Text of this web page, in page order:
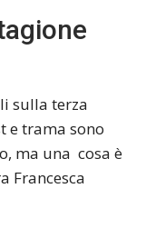
sulla terza
e trama sono
ma una cosa è
Francesca